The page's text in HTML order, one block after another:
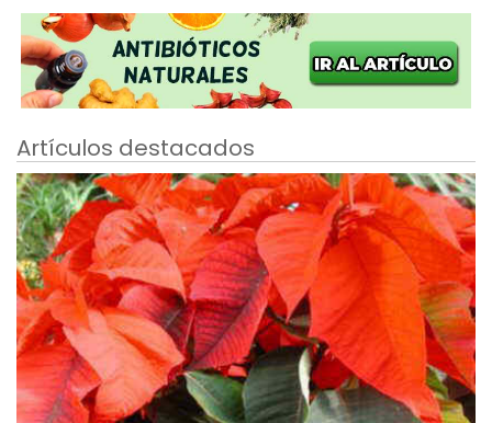
Artículos destacados